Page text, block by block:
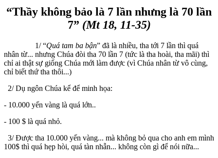
“Thầy không bảo là 7 lần nhưng là 70 lần
7” (Mt 18, 11-35)
1/ “Quá tam ba bận” đã là nhiều, tha tới 7 lần thì quá
nhân từ... nhưng Chúa đòi tha 70 lần 7 (tức là tha hoài, tha mãi) thì
chỉ ai thật sự giống Chúa mới làm được (vì Chúa nhân từ vô cùng,
chỉ biết thứ tha thôi...)
2/ Dụ ngôn Chúa kể để minh họa:
- 10.000 yến vàng là quá lớn..
- 100 $ là quá nhỏ.
3/ Được tha 10.000 yến vàng... mà không bỏ qua cho anh em mình
100$ thì quá hẹp hòi, quá tàn nhẫn... không còn gì để nói nữa...